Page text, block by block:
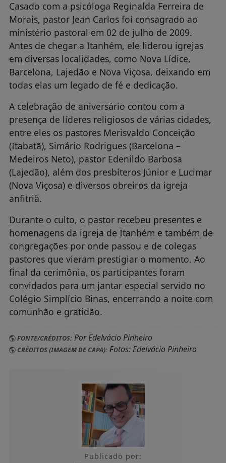
Casado com a psicóloga Reginalda Ferreira de
Morais, pastor Jean Carlos foi consagrado ao
ministério pastoral em 02 de julho de 2009.
Antes de chegar a Itanhém, ele liderou igrejas
em diversas localidades, como Nova Lídice,
Barcelona, Lajedão e Nova Viçosa, deixando em
todas elas um legado de fé e dedicação.
A celebração de aniversário contou com a
presença de líderes religiosos de várias cidades,
entre eles os pastores Merisvaldo Conceição
(Itabatã), Simário Rodrigues (Barcelona –
Medeiros Neto), pastor Edenildo Barbosa
(Lajedão), além dos presbíteros Júnior e Lucimar
(Nova Viçosa) e diversos obreiros da igreja
anfitriã.
Durante o culto, o pastor recebeu presentes e
homenagens da igreja de Itanhém e também de
congregações por onde passou e de colegas
pastores que vieram prestigiar o momento. Ao
final da cerimônia, os participantes foram
convidados para um jantar especial servido no
Colégio Simplício Binas, encerrando a noite com
comunhão e gratidão.
FONTE/CRÉDITOS:Por Edelvácio Pinheiro
CRÉDITOS (IMAGEM DE CAPA):Fotos: Edelvácio Pinheiro
Publicado por: